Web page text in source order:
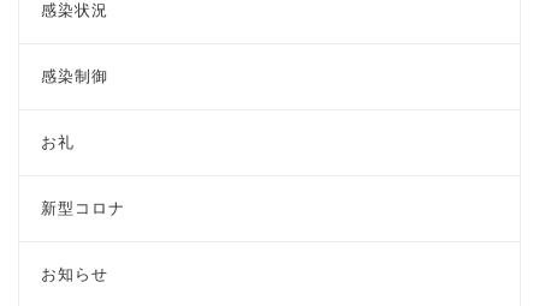
感染状況
感染制御
お礼
新型コロナ
お知らせ